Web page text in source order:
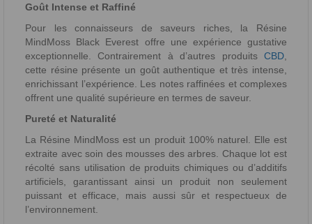
Goût Intense et Raffiné
Pour les connaisseurs de saveurs riches, la Résine
MindMoss Black Everest offre une expérience gustative
exceptionnelle. Contrairement à d’autres produits CBD
cette résine présente un goût authentique et très intense,
enrichissant l’expérience. Les notes raffinées et complexes
offrent une qualité supérieure en termes de saveur.
Pureté et Naturalité
La Résine MindMoss est un produit 100% naturel. Elle est
extraite avec soin des mousses des arbres. Chaque lot est
récolté sans utilisation de produits chimiques ou d’additifs
artificiels, garantissant ainsi un produit non seulement
puissant et efficace, mais aussi sûr et respectueux de
l’environnement.